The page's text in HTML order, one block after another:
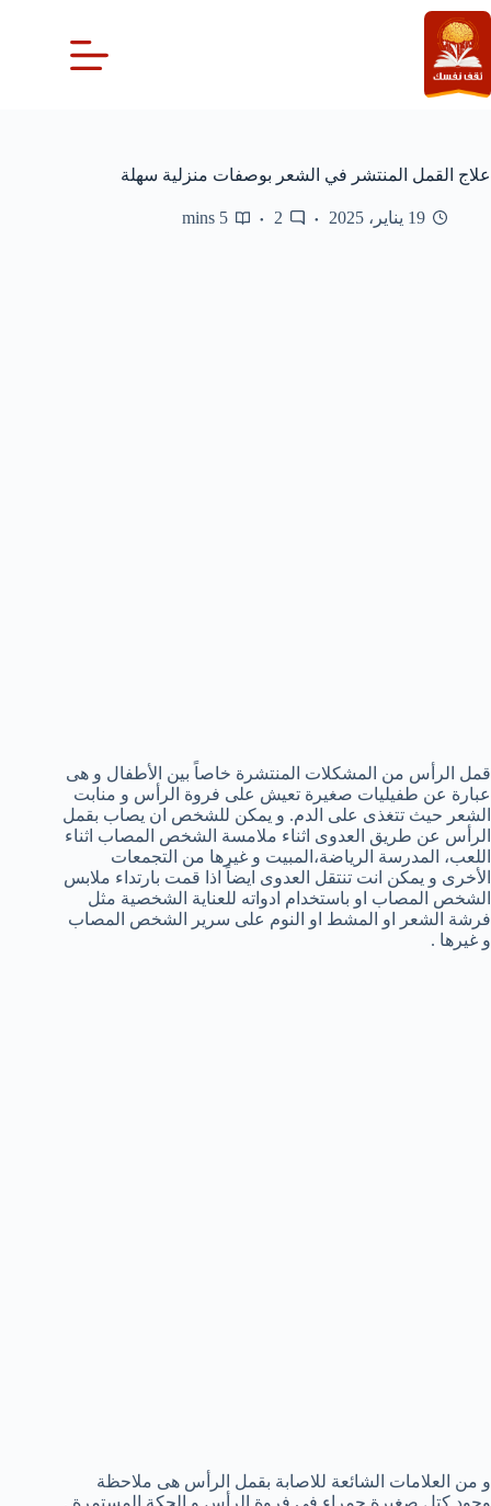
التجاوز
إلى
المحتوى
علاج القمل المنتشر في الشعر بوصفات منزلية سهلة
19 يناير، 2025 2
5 mins
قمل الرأس من المشكلات المنتشرة خاصاً بين الأطفال و هى
عبارة عن طفيليات صغيرة تعيش على فروة الرأس و منابت
الشعر حيث تتغذى على الدم. و يمكن للشخص ان يصاب بقمل
الرأس عن طريق العدوى اثناء ملامسة الشخص المصاب اثناء
اللعب، المدرسة الرياضة،المبيت و غيرها من التجمعات
الأخرى و يمكن انت تنتقل العدوى ايضاً اذا قمت بارتداء ملابس
الشخص المصاب او باستخدام ادواته للعناية الشخصية مثل
فرشة الشعر او المشط او النوم على سرير الشخص المصاب
و غيرها .
و من العلامات الشائعة للاصابة بقمل الرأس هى ملاحظة
وجود كتل صغيرة حمراء فى فروة الرأس و الحكة المستمرة .